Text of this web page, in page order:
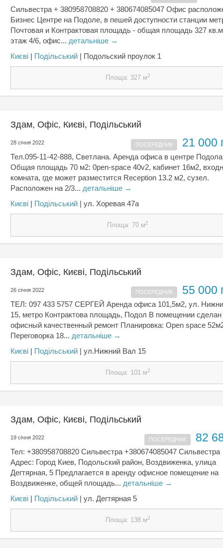
Сильвестра + 380958708820 + 380674085047 Офис
Бизнес Центре на Подоле, в пешей доступности станции
Почтовая и Контрактовая площадь - общая площадь 327
этаж 4/6, офис... детальніше →
Києвi | Подільський | Подольский проулок 1
Площа: 327 м2
Здам, Офіс, Києвi, Подільський
28 січня 2022 ПОСЕРЕДНИК 21 000
Тел.095-11-42-888, Светлана. Аренда офиса в центре
Общая площадь 70 м2: 0pen-space 40v2, кабинет 16м2,
комната, где может разместится Reception 13.2 м2, cузел.
Расположен на 2/3... детальніше →
Києвi | Подільський | ул. Хоревая 47а
Площа: 70 м2
Здам, Офіс, Києвi, Подільський
26 січня 2022 ПОСЕРЕДНИК 55 000
ТЕЛ: 097 433 5757 СЕРГЕЙ Аренда офиса 101,5м2, ул.
15, метро Контрактова площадь, Подол В помещении сделан
офисный качественный ремонт Планировка: Open space
Переговорка 18... детальніше →
Києвi | Подільський | ул.Нижний Вал 15
Площа: 101 м2
Здам, Офіс, Києвi, Подільський
19 січня 2022 ПОСЕРЕДНИК 82
Тел: +380958708820 Сильвестра +380674085047 Сильвестра
Адрес: Город Киев, Подольский район, Воздвиженка, улица
Дегтярная, 5 Предлагается в аренду офисное помещение на
Воздвиженке, общей площадь... детальніше →
Києвi | Подільський | ул. Дегтярная 5
Площа: 138 м2